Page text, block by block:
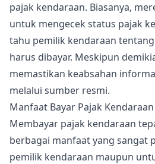
pajak kendaraan. Biasanya,
untuk mengecek status pajak
tahu pemilik kendaraan
harus dibayar. Meskipun
memastikan keabsahan
melalui sumber resmi.
Manfaat Bayar Pajak
Membayar pajak kendaraan
berbagai manfaat yang sangat
pemilik kendaraan maupun